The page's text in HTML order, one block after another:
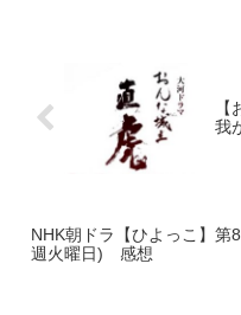
我
NHK朝ドラ【ひよっこ】第
週火曜日) 感想